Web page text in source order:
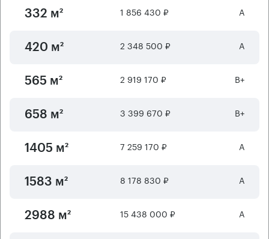
332 м² 1 856 430 ₽ А
420 м² 2 348 500 ₽ А
565 м² 2 919 170 ₽ B+
658 м² 3 399 670 ₽ B+
1405 м² 7 259 170 ₽ А
1583 м² 8 178 830 ₽ А
2988 м² 15 438 000 ₽ А